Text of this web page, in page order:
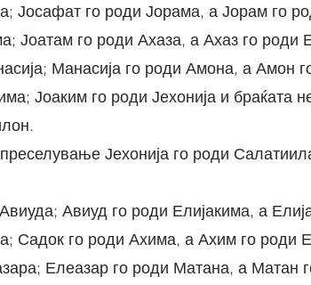
Јосафат го роди Јорама, а Јорам го
Јоатам го роди Ахаза, а Ахаз го роди
Манасија го роди Амона, а Амон
Авиуд го роди Елијакима, а
Садок го роди Ахима, а Ахим го роди
Елеазар го роди Матана, а Матан